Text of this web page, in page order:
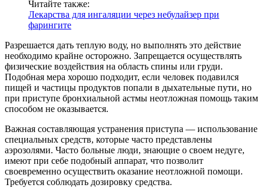
Читайте также:
Лекарства для ингаляции через небулайзер при
фарингите
Разрешается дать теплую воду, но выполнять это действие
необходимо крайне осторожно. Запрещается осуществлять
физические воздействия на область спины или груди.
Подобная мера хорошо подходит, если человек подавился
пищей и частицы продуктов попали в дыхательные пути, но
при приступе бронхиальной астмы неотложная помощь таким
способом не оказывается.
Важная составляющая устранения приступа — использование
специальных средств, которые часто представлены
аэрозолями. Часто больные люди, знающие о своем недуге,
имеют при себе подобный аппарат, что позволит
своевременно осуществить оказание неотложной помощи.
Требуется соблюдать дозировку средства.